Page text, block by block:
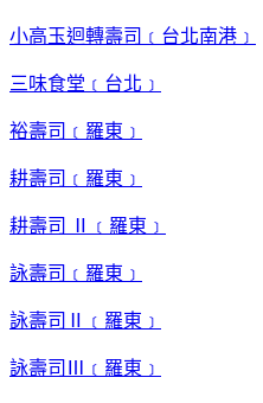
小高玉迴轉壽司﹝台北南港﹞
三味食堂﹝台北﹞
裕壽司﹝羅東﹞
耕壽司﹝羅東﹞
耕壽司 Ⅱ﹝羅東﹞
詠壽司﹝羅東﹞
詠壽司Ⅱ﹝羅東﹞
詠壽司Ⅲ﹝羅東﹞